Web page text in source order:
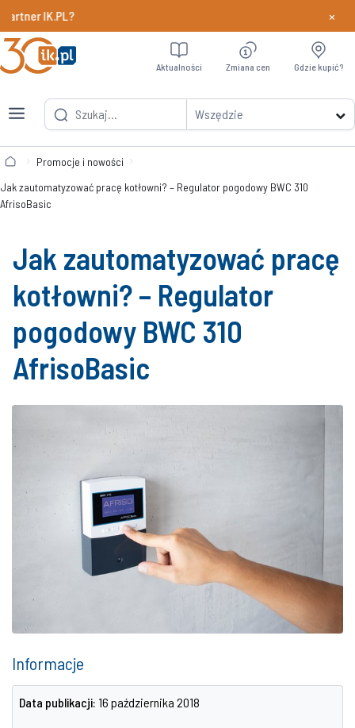
IK.PL? Dowiedz
×
Wszędzie
Aktualności Zmiana cen Gdzie kupić?
Promocje i nowości
Jak zautomatyzować pracę kotłowni? – Regulator pogodowy BWC 310
AfrisoBasic
Jak zautomatyzować pracę
kotłowni? – Regulator
pogodowy BWC 310
AfrisoBasic
Informacje
Data publikacji: 16 października 2018